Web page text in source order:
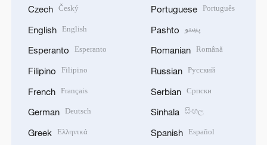
Czech Český
English English
Esperanto Esperanto
Filipino Filipino
French Français
German Deutsch
Greek Ελληνικά
Portuguese Português
Pashto پښتو
Romanian Română
Russian Русский
Serbian Српски
Sinhala සිංහල
Spanish Español